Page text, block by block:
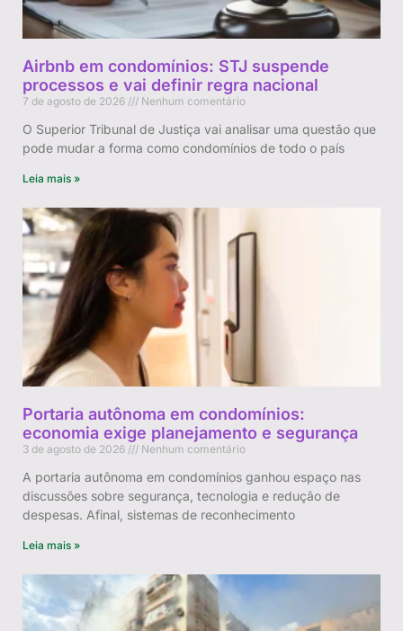
Airbnb em condomínios: STJ suspende
processos e vai definir regra nacional
7 de agosto de 2026 Nenhum comentário
O Superior Tribunal de Justiça vai analisar uma questão que
pode mudar a forma como condomínios de todo o país
Leia mais »
Portaria autônoma em condomínios:
economia exige planejamento e segurança
3 de agosto de 2026 Nenhum comentário
A portaria autônoma em condomínios ganhou espaço nas
discussões sobre segurança, tecnologia e redução de
despesas. Afinal, sistemas de reconhecimento
Leia mais »